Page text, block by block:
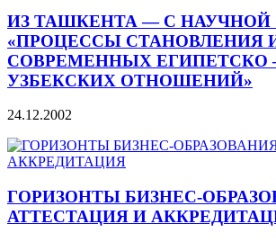
ИЗ ТАШКЕНТА — С
«ПРОЦЕССЫ СТАНОВЛЕНИЯ
СОВРЕМЕННЫХ ЕГИПЕТСКО
УЗБЕКСКИХ ОТНОШЕНИЙ»
24.12.2002
ГОРИЗОНТЫ БИЗНЕС-
АТТЕСТАЦИЯ И